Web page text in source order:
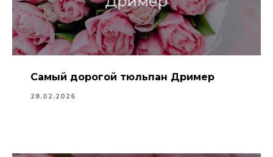
Самый дорогой тюльпан Дример
28.02.2026